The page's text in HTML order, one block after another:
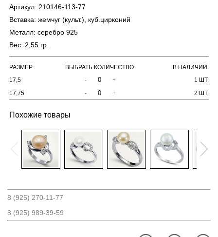
Артикул: 210146-113-77
Вставка: жемчуг (культ.), куб.цирконий
Металл: серебро 925
Вес: 2,55 гр.
РАЗМЕР: ВЫБРАТЬ КОЛИЧЕСТВО:
В НАЛИЧИИ:
17,5
- +
1 ШТ.
17,75
- + 2 ШТ.
Похожие товары
8 (925) 270-11-77
8 (925) 989-39-59